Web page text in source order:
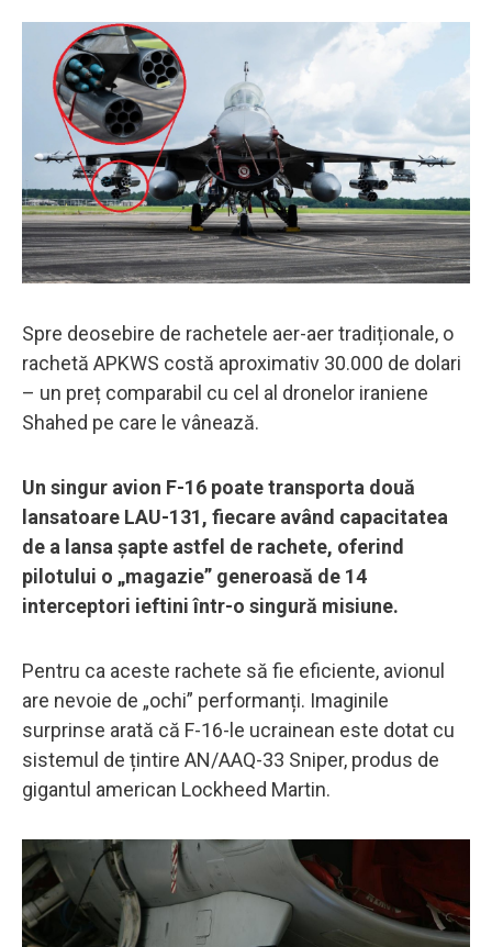
Spre deosebire de rachetele aer-aer tradiționale, o
rachetă APKWS costă aproximativ 30.000 de dolari
– un preț comparabil cu cel al dronelor iraniene
Shahed pe care le vânează.
Un singur avion F-16 poate transporta două
lansatoare LAU-131, fiecare având capacitatea
de a lansa șapte astfel de rachete, oferind
pilotului o „magazie” generoasă de 14
interceptori ieftini într-o singură misiune.
Pentru ca aceste rachete să fie eficiente, avionul
are nevoie de „ochi” performanți. Imaginile
surprinse arată că F-16-le ucrainean este dotat cu
sistemul de țintire AN/AAQ-33 Sniper, produs de
gigantul american Lockheed Martin.